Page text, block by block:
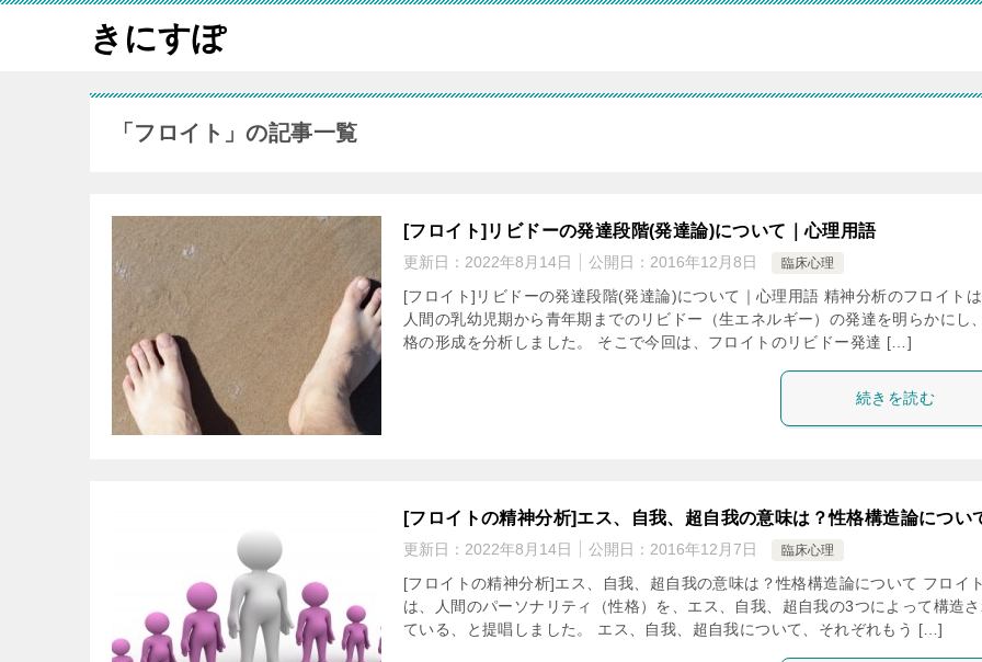
きにすぽ
「フロイト」の記事一覧
[フロイト]リビドーの発達段階(発達論)について｜心理用語
更新日： 2022年8月14日 公開日： 2016年12月8日 臨床心理
[フロイト]リビドーの発達段階(発達論)について｜心理用語 精神分析のフロイトは
人間の乳幼児期から青年期までのリビドー（生エネルギー）の発達を明らかにし
格の形成を分析しました。 そこで今回は、フロイトのリビドー発達 […]
続きを読む
[フロイトの精神分析]エス、自我、超自我の意味は？性格構造論につい
更新日： 2022年8月14日 公開日： 2016年12月7日 臨床心理
[フロイトの精神分析]エス、自我、超自我の意味は？性格構造論について フロイト
は、人間のパーソナリティ（性格）を、エス、自我、超自我の3つによって構造
ている、と提唱しました。 エス、自我、超自我について、それぞれもう […]